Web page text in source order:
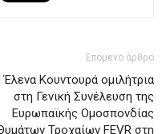
Επόμενο άρθρο
Έλενα Κουντουρά ομιλήτρια
στη Γενική Συνέλευση της
Ευρωπαϊκής Ομοσπονδίας
Τροχαίων FEVR στη